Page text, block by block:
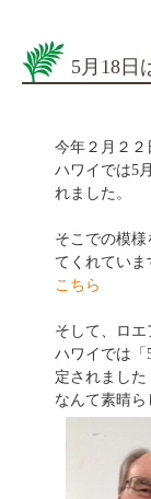
5月18日
今年２月２２
ハワイでは5
れました。
そこでの模
てくれていま
こちら
そして、ロ
ハワイでは「
定されました
なんて素晴ら